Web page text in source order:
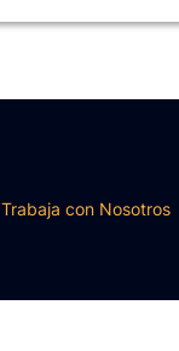
con Nosotros